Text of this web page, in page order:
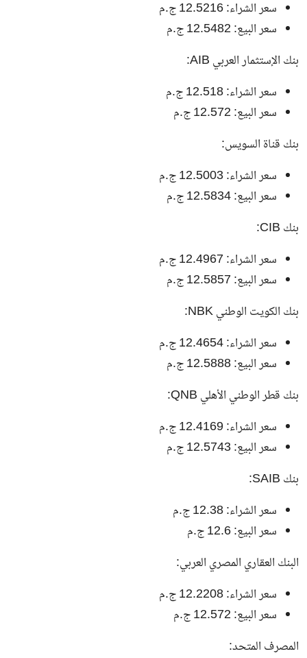
سعر الشراء: 12.5216 ج.م
سعر البيع: 12.5482 ج.م
بنك الإستثمار العربي AIB:
سعر الشراء: 12.518 ج.م
سعر البيع: 12.572 ج.م
بنك قناة السويس:
سعر الشراء: 12.5003 ج.م
سعر البيع: 12.5834 ج.م
بنك CIB:
سعر الشراء: 12.4967 ج.م
سعر البيع: 12.5857 ج.م
بنك الكويت الوطني NBK:
سعر الشراء: 12.4654 ج.م
سعر البيع: 12.5888 ج.م
بنك قطر الوطني الأهلي QNB:
سعر الشراء: 12.4169 ج.م
سعر البيع: 12.5743 ج.م
بنك SAIB:
سعر الشراء: 12.38 ج.م
سعر البيع: 12.6 ج.م
البنك العقاري المصري العربي:
سعر الشراء: 12.2208 ج.م
سعر البيع: 12.572 ج.م
المصرف المتحد: